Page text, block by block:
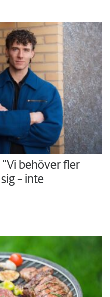
behöver fler
– inte